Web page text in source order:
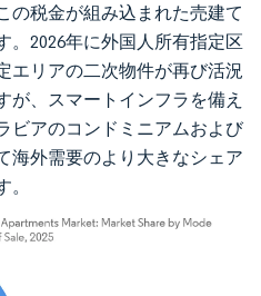
の税金が組み込まれた売建て
。2026年に外国人所有指定区
エリアの二次物件が再び活況
が、スマートインフラを備え
ビアのコンドミニアムおよび
海外需要のより大きなシェア